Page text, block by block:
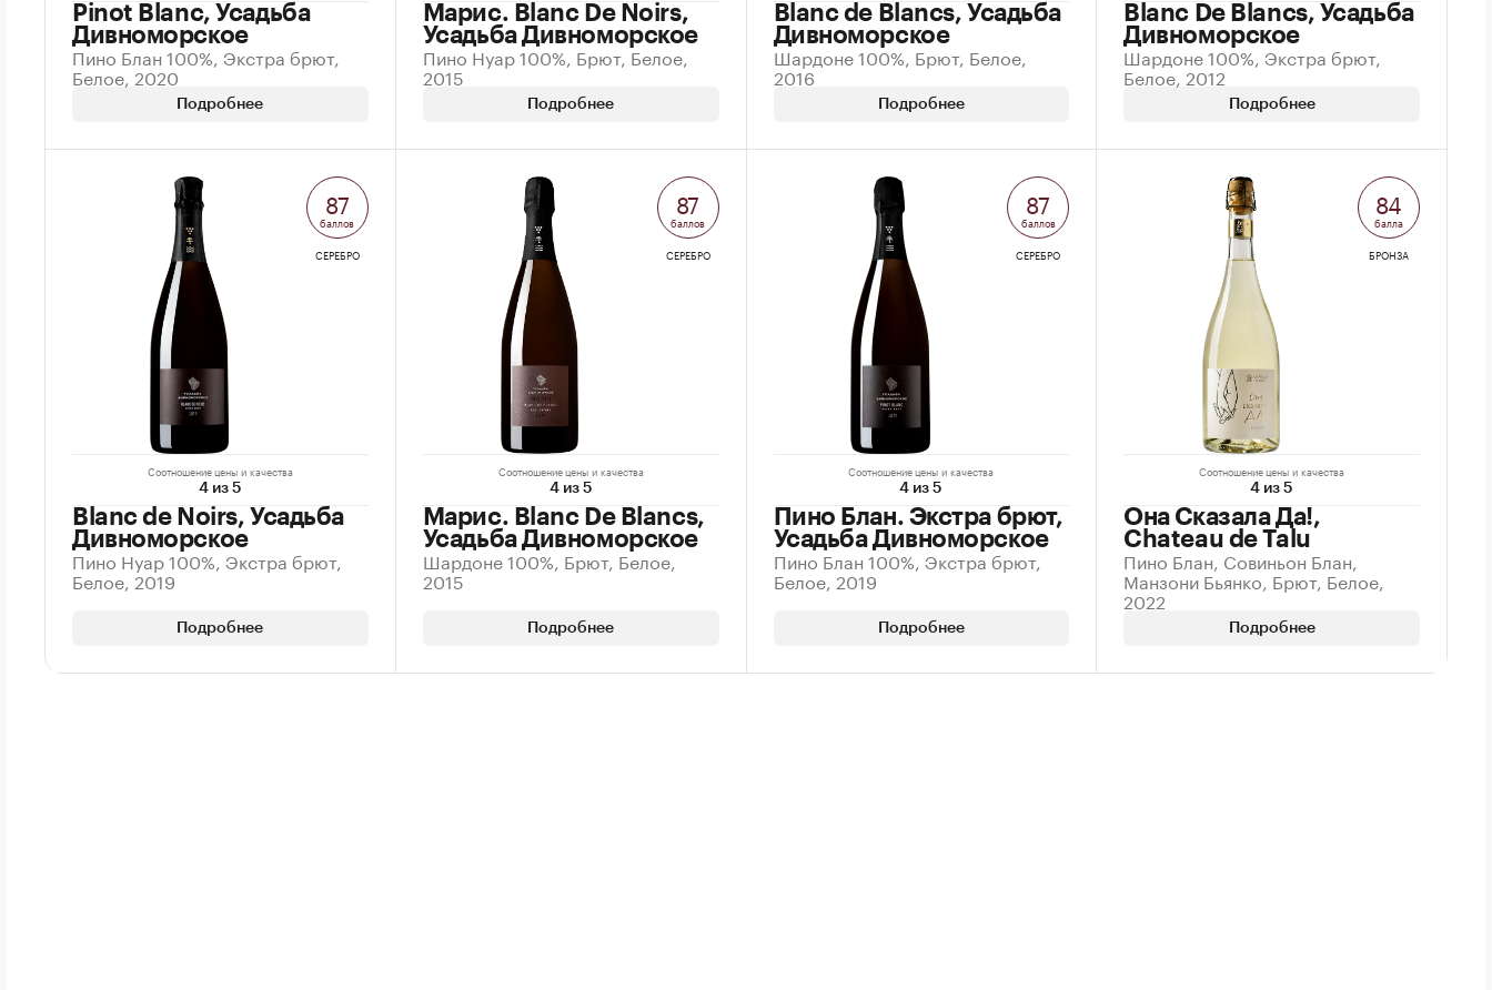
Pinot Blanc, Усадьба
Дивноморское
Пино Блан 100%, Экстра брют,
Белое, 2020
Подробнее
Марис. Blanc De Noirs,
Усадьба Дивноморское
Пино Нуар 100%, Брют, Белое,
2015
Подробнее
Blanc de Blancs, Усадьба
Дивноморское
Шардоне 100%, Брют, Белое,
2016
Подробнее
Blanc De Blancs, Усадьба
Дивноморское
Шардоне 100%, Экстра брют,
Белое, 2012
Подробнее
Соотношение цены и качества
4 из 5
Blanc de Noirs, Усадьба
Дивноморское
Пино Нуар 100%, Экстра брют,
Белое, 2019
Подробнее
87
баллов
СЕРЕБРО
Соотношение цены и качества
4 из 5
Марис. Blanc De Blancs,
Усадьба Дивноморское
Шардоне 100%, Брют, Белое,
2015
Подробнее
87
баллов
СЕРЕБРО
Соотношение цены и качества
4 из 5
Пино Блан. Экстра брют,
Усадьба Дивноморское
Пино Блан 100%, Экстра брют,
Белое, 2019
Подробнее
87
баллов
СЕРЕБРО
Соотношение цены и качества
4 из 5
Она Сказала Да!,
Chateau de Talu
Пино Блан, Совиньон Блан,
Манзони Бьянко, Брют, Белое,
2022
Подробнее
84
балла
БРОНЗА